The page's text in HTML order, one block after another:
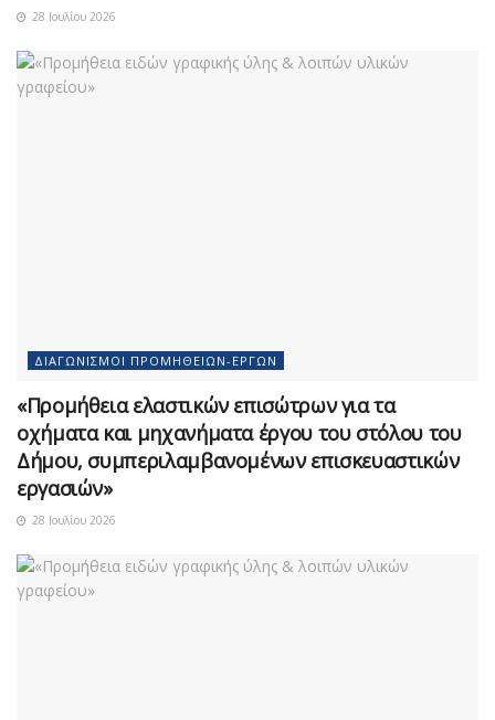
28 Ιουλίου 2026
ΔΙΑΓΩΝΙΣΜΟΊ ΠΡΟΜΗΘΕΙΏΝ-ΈΡΓΩΝ
«Προμήθεια ελαστικών επισώτρων για τα
οχήματα και μηχανήματα έργου του στόλου του
Δήμου, συμπεριλαμβανομένων επισκευαστικών
εργασιών»
28 Ιουλίου 2026